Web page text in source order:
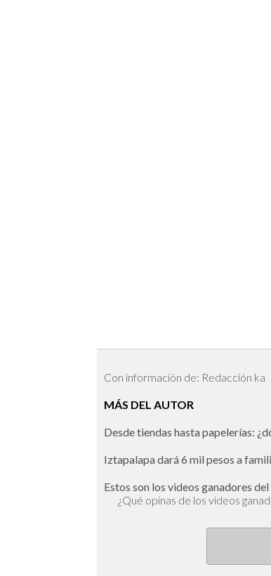
Con información de: Redacción ka
MÁS DEL AUTOR
Desde tiendas hasta papelerías:
Iztapalapa dará 6 mil pesos a
Estos son los videos ganadores
¿Qué opinas de los videos